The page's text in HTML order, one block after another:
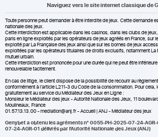
Naviguez vers le site internet classique de
Toute personne peut demander à être interdite de jeux. Cette demande
nationale des jeux.
Cette interdiction est applicable dans les casinos, dans les clubs de
paris en ligne exploités par les opérateurs de jeux agréés en France, sur
exploité par La Française des jeux ainsi que sur les bornes de jeux
exploitées par les opérateurs titulaires de droits exclusifs, notamment La
mutuel urbain.
Cette interdiction est prononcée pour une durée qui ne peut être
renouvelable tacitement.
En cas de litige, le client dispose de la possibilité de recourir au
conformément à l’article L211-3 du Code de la consommation. Pour cela,
gratuitement au service du Médiateur des Jeux en Ligne :
Monsieur le Médiateur des jeux - Autorité Nationale des Jeux, 11
Moulineaux, France
01.57.13.13.00 - mediation@anj.fr -Accueil | ANJ - Médiateur des jeux
Genybet a obtenu les agréments n° 0055-PH-2025-07-24-
07-24-AGR-01 délivrés par l'Autorité Nationale des Jeux (ANJ)